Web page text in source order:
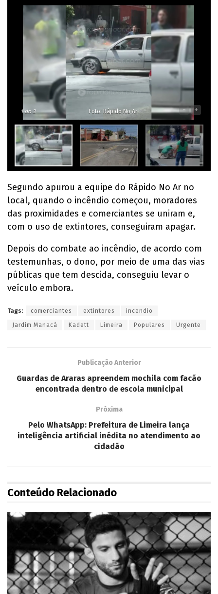
1do 3 Foto: Rápido No Ar - +
Segundo apurou a equipe do Rápido No Ar no
local, quando o incêndio começou, moradores
das proximidades e comerciantes se uniram e,
com o uso de extintores, conseguiram apagar.
Depois do combate ao incêndio, de acordo com
testemunhas, o dono, por meio de uma das vias
públicas que tem descida, conseguiu levar o
veículo embora.
Tags: comerciantes extintores incendio
Jardim Manacá Kadett Limeira Populares Urgente
Publicação Anterior
Guardas de Araras apreendem mochila com facão
encontrada dentro de escola municipal
Próxima
Pelo WhatsApp: Prefeitura de Limeira lança
inteligência artificial inédita no atendimento ao
cidadão
Conteúdo Relacionado